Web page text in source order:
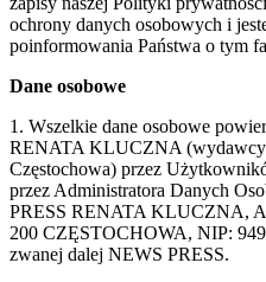
ochrony danych osobowych i
poinformowania Państwa o tym
Dane osobowe
1. Wszelkie dane osobowe
RENATA KLUCZNA (wydawcy
Częstochowa) przez
przez Administratora Danych
PRESS RENATA KLUCZNA,
200 CZĘSTOCHOWA, NIP:
zwanej dalej NEWS PRESS.